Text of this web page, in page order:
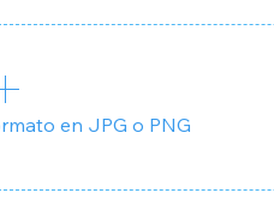
en JPG o PNG